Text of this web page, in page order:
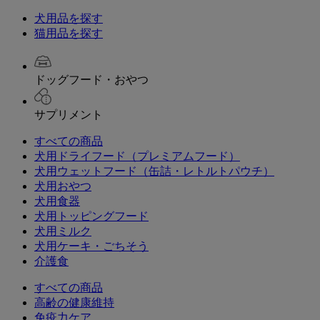
犬用品を探す
猫用品を探す
ドッグフード・おやつ
サプリメント
すべての商品
犬用ドライフード（プレミアムフード）
犬用ウェットフード（缶詰・レトルトパウチ）
犬用おやつ
犬用食器
犬用トッピングフード
犬用ミルク
犬用ケーキ・ごちそう
介護食
すべての商品
高齢の健康維持
免疫力ケア